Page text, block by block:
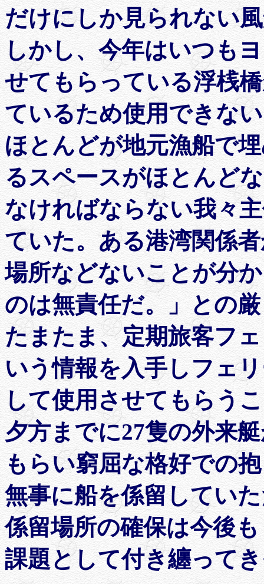
だけにしか見られない
しかし、今年はいつも
せてもらっている浮桟
ているため使用できな
ほとんどが地元漁船で
るスペースがほとんど
なければならない我々
ていた。ある港湾関係
場所などないことが分
のは無責任だ。」との
たまたま、定期旅客フ
いう情報を入手しフェ
して使用させてもらう
夕方までに27隻の外来
もらい窮屈な格好での
無事に船を係留してい
係留場所の確保は今後
課題として付き纏って